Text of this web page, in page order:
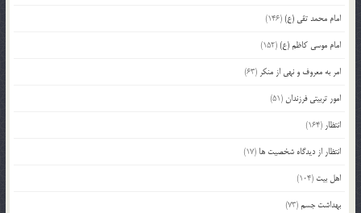
امام محمد تقی (ع)(146)
امام موسی کاظم (ع)(152)
امر به معروف و نهی از منکر (63)
امور تربیتی فرزندان(51)
انتظار (164)
انتظار از دیدگاه شخصیت ها (17)
اهل بیت (104)
بهداشت جسم(73)